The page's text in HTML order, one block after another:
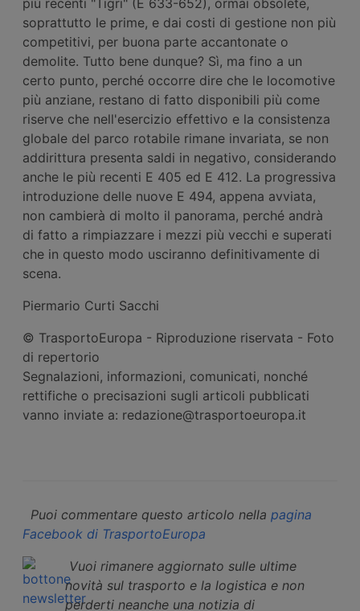
soprattutto le prime, e dai costi di gestione non più
competitivi, per buona parte accantonate o
demolite. Tutto bene dunque? Sì, ma fino a un
certo punto, perché occorre dire che le locomotive
più anziane, restano di fatto disponibili più come
riserve che nell'esercizio effettivo e la consistenza
globale del parco rotabile rimane invariata, se non
addirittura presenta saldi in negativo, considerando
anche le più recenti E 405 ed E 412. La progressiva
introduzione delle nuove E 494, appena avviata,
non cambierà di molto il panorama, perché andrà
di fatto a rimpiazzare i mezzi più vecchi e superati
che in questo modo usciranno definitivamente di
scena.
Piermario Curti Sacchi
© TrasportoEuropa - Riproduzione riservata - Foto
di repertorio
Segnalazioni, informazioni, comunicati, nonché
rettifiche o precisazioni sugli articoli pubblicati
vanno inviate a: redazione@trasportoeuropa.it
Puoi commentare questo articolo nella pagina
Facebook di TrasportoEuropa
Vuoi rimanere aggiornato sulle ultime
novità sul trasporto e la logistica e non
perderti neanche una notizia di